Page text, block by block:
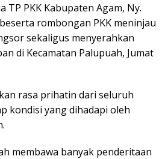
TP PKK Kabupaten Agam, Ny.
rombongan PKK meninjau
sekaligus menyerahkan
di Kecamatan Palupuah, Jumat
rasa prihatin dari seluruh
kondisi yang dihadapi oleh
membawa banyak penderitaan